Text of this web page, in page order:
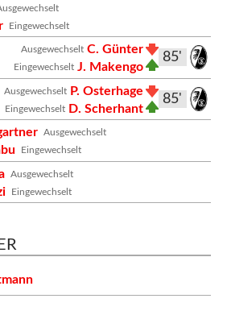
Eingewechselt
85'
Ausgewechselt C. Günter
Eingewechselt J. Makengo
85'
Ausgewechselt P. Osterhage
Eingewechselt D. Scherhant
Ausgewechselt
Eingewechselt
Ausgewechselt
Eingewechselt